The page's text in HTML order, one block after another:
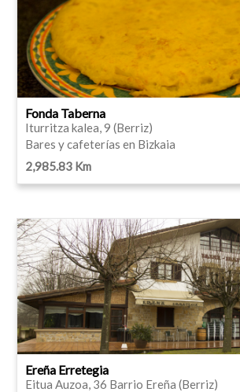
Fonda Taberna
Iturritza kalea, 9 (Berriz)
Bares y cafeterías en Bizkaia
2,985.83 Km
Ereña Erretegia
Eitua Auzoa, 36 Barrio Ereña (Berriz)